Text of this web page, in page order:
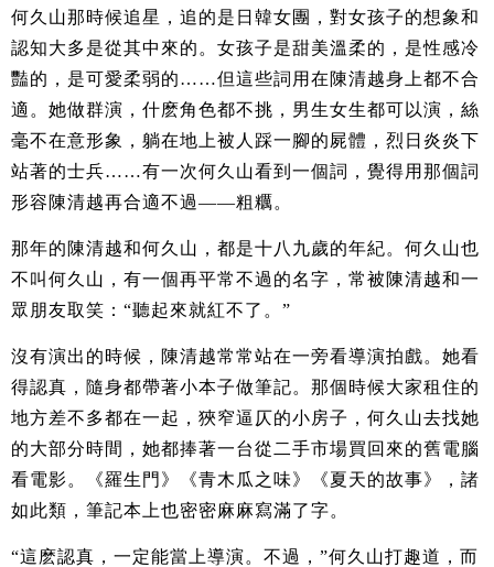
何久山那時候追星，追的是日韓女團，對女孩子的想象和
認知大多是從其中來的。女孩子是甜美溫柔的，是性感冷
豔的，是可愛柔弱的……但這些詞用在陳清越身上都不合
適。她做群演，什麽角色都不挑，男生女生都可以演，絲
毫不在意形象，躺在地上被人踩一腳的屍體，烈日炎炎下
站著的士兵……有一次何久山看到一個詞，覺得用那個詞
形容陳清越再合適不過——粗糲。
那年的陳清越和何久山，都是十八九歲的年紀。何久山也
不叫何久山，有一個再平常不過的名字，常被陳清越和一
眾朋友取笑：“聽起來就紅不了。”
沒有演出的時候，陳清越常常站在一旁看導演拍戲。她看
得認真，隨身都帶著小本子做筆記。那個時候大家租住的
地方差不多都在一起，狹窄逼仄的小房子，何久山去找她
的大部分時間，她都捧著一台從二手市場買回來的舊電腦
看電影。《羅生門》《青木瓜之味》《夏天的故事》，諸
如此類，筆記本上也密密麻麻寫滿了字。
“這麽認真，一定能當上導演。不過，”何久山打趣道，而